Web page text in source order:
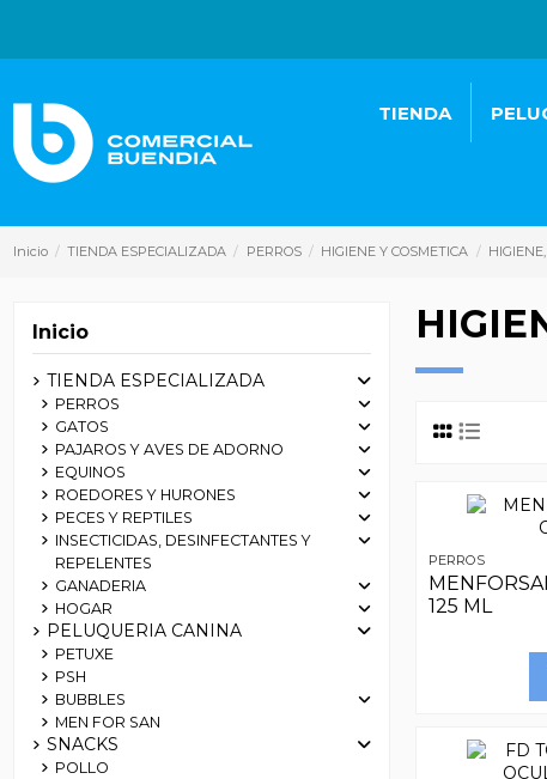
TIENDA
Inicio TIENDA ESPECIALIZADA PERROS HIGIENE Y COSMETICA
PERROS
125 ML
Inicio
TIENDA ESPECIALIZADA
PERROS
GATOS
PAJAROS Y AVES DE ADORNO
EQUINOS
ROEDORES Y HURONES
PECES Y REPTILES
INSECTICIDAS, DESINFECTANTES Y
REPELENTES
GANADERIA
HOGAR
PELUQUERIA CANINA
PETUXE
PSH
BUBBLES
MEN FOR SAN
SNACKS
POLLO